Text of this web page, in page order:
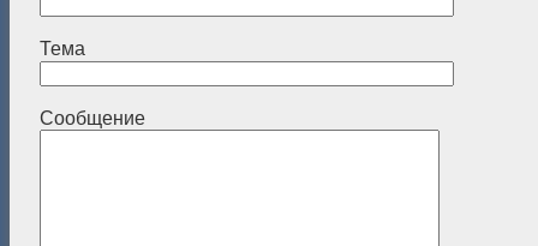
Тема
Сообщение